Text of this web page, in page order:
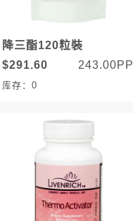
降三酯120粒裝
$291.60
243.00PP
库存：0